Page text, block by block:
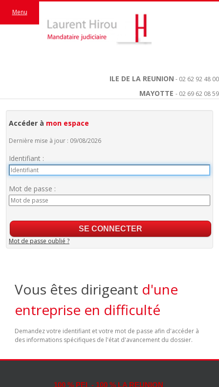
ILE DE LA REUNION - 02 62 92 48 00
MAYOTTE - 02 69 62 08 59
Menu
Accéder à mon espace
Dernière mise à jour : 09/08/2026
Identifiant :
Mot de passe :
Mot de passe oublié ?
Vous êtes dirigeant d'une
entreprise en difficulté
Demandez votre identifiant et votre mot de passe afin d'accéder à
des informations spécifiques de l'état d'avancement du dossier.
100 % PEI - 100 % LA REUNION